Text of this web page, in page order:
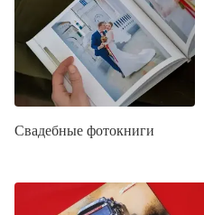
Свадебные фотокниги